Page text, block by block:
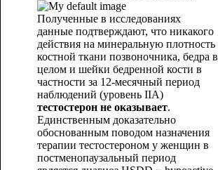
Полученные в исследованиях
данные подтверждают, что никакого
действия на минеральную плотность
костной ткани позвоночника, бедра в
целом и шейки бедренной кости в
частности за 12-месячный период
наблюдений (уровень IIА)
тестостерон не оказывает.
Единственным доказательно
обоснованным поводом назначения
терапии тестостероном у женщин в
постменопаузальный период